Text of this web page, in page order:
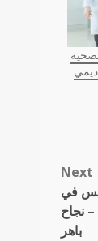
Next
في
نجاح
باهر